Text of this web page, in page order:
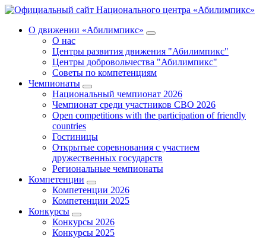
О движении «Абилимпикс»
О нас
Центры развития движения "Абилимпикс"
Центры добровольчества "Абилимпикс"
Советы по компетенциям
Чемпионаты
Национальный чемпионат 2026
Чемпионат среди участников СВО 2026
Open competitions with the participation of friendly
countries
Гостиницы
Открытые соревнования с участием
дружественных государств
Региональные чемпионаты
Компетенции
Компетенции 2026
Компетенции 2025
Конкурсы
Конкурсы 2026
Конкурсы 2025